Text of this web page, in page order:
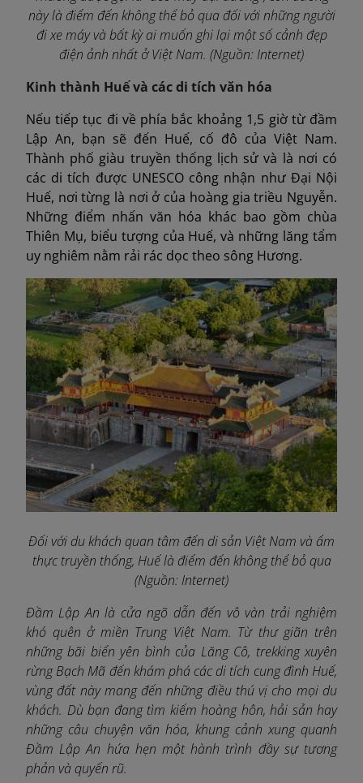
này là điểm đến không thể bỏ qua đối với những người
đi xe máy và bất kỳ ai muốn ghi lại một số cảnh đẹp
điện ảnh nhất ở Việt Nam. (Nguồn: Internet)
Kinh thành Huế và các di tích văn hóa
Nếu tiếp tục đi về phía bắc khoảng 1,5 giờ từ đầm
Lập An, bạn sẽ đến Huế, cố đô của Việt Nam.
Thành phố giàu truyền thống lịch sử và là nơi có
các di tích được UNESCO công nhận như Đại Nội
Huế, nơi từng là nơi ở của hoàng gia triều Nguyễn.
Những điểm nhấn văn hóa khác bao gồm chùa
Thiên Mụ, biểu tượng của Huế, và những lăng tẩm
uy nghiêm nằm rải rác dọc theo sông Hương.
Đối với du khách quan tâm đến di sản Việt Nam và ẩm
thực truyền thống, Huế là điểm đến không thể bỏ qua
(Nguồn: Internet)
Đầm Lập An là cửa ngõ dẫn đến vô vàn trải nghiệm
khó quên ở miền Trung Việt Nam. Từ thư giãn trên
những bãi biển yên bình của Lăng Cô, trekking xuyên
rừng Bạch Mã đến khám phá các di tích cung đình Huế,
vùng đất này mang đến những điều thú vị cho mọi du
khách. Dù bạn đang tìm kiếm hoàng hôn, hải sản hay
những câu chuyện văn hóa, khung cảnh xung quanh
Đầm Lập An hứa hẹn một hành trình đầy sự tương
phản và quyến rũ.